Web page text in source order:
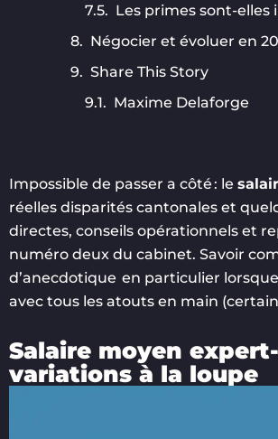
Les primes sont-elles
Négocier et évoluer en
Share This Story
Maxime Delaforge
Impossible de passer a côté : le
réelles disparités cantonales et
directes, conseils opérationnels et
numéro deux du cabinet. Savoir
d’anecdotique en particulier
avec tous les atouts en main
Salaire moyen
variations à la loupe